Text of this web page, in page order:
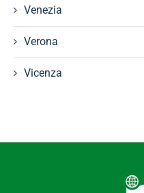
Venezia
Verona
Vicenza